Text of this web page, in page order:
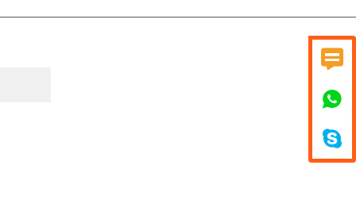


